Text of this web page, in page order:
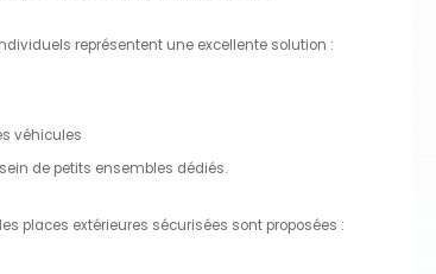
représentent une excellente solution :
véhicules
de petits ensembles dédiés.
places extérieures sécurisées sont proposées :